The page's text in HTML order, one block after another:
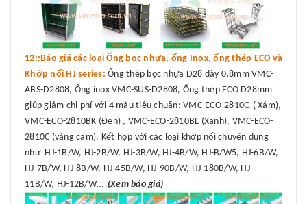
12::Báo giá các loại Ống bọc nhựa, ống Inox, ống thép ECO và
Khớp nối HJ series: Ống thép bọc nhựa D28 dày 0.8mm VMC-
ABS-D2808, Ống inox VMC-SUS-D2808, Ống thép ECO D28mm
giúp giảm chi phí với 4 màu tiêu chuẩn: VMC-ECO-2810G ( Xám),
VMC-ECO-2810BK (Đen) , VMC-ECO-2810BL (Xanh), VMC-ECO-
2810C (vàng cam). Kết hợp với các loại khớp nối chuyên dụng
như HJ-1B/W, HJ-2B/W, HJ-3B/W, HJ-4B/W, HJ-B/W5, HJ-6B/W,
HJ-7B/W, HJ-8B/W, HJ-45B/W, HJ-90B/W, HJ-180B/W, HJ-
11B/W, HJ-12B/W,...(Xem báo giá)